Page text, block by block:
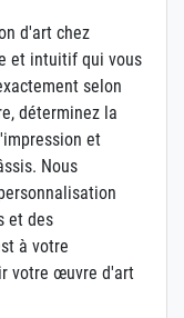
d'art chez
et intuitif qui vous
selon
déterminez la
et
Nous
et des
à votre
votre œuvre d'art